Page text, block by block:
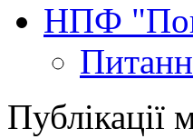
НПФ
Публікації